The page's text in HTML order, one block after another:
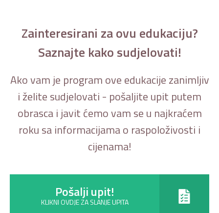
Zainteresirani za ovu edukaciju?
Saznajte kako sudjelovati!
Ako vam je program ove edukacije zanimljiv
i želite sudjelovati - pošaljite upit putem
obrasca i javit ćemo vam se u najkraćem
roku sa informacijama o raspoloživosti i
cijenama!
Pošalji upit!
KLIKNI OVDJE ZA SLANJE UPITA